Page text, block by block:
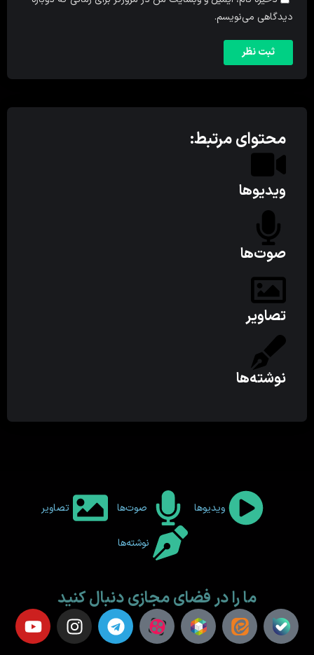
دیدگاهی می‌نویسم.
محتوای مرتبط:
ویدیوها
صوت‌ها
تصاویر
نوشته‌ها
ویدیوها صوت‌ها تصاویر
نوشته‌ها
ما را در فضای مجازی دنبال کنید